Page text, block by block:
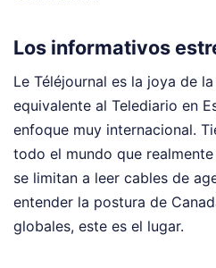
Los informativos
Le Téléjournal es la joya de
equivalente al Telediario en
enfoque muy internacional.
todo el mundo que
se limitan a leer cables de
entender la postura de
globales, este es el lugar.